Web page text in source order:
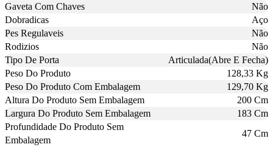
Gaveta Com Chaves
Não
Dobradicas
Aço
Pes Regulaveis
Não
Rodizios
Não
Tipo De Porta
Articulada(Abre E Fecha)
Peso Do Produto
128,33 Kg
Peso Do Produto Com Embalagem
129,70 Kg
Altura Do Produto Sem Embalagem
200 Cm
Largura Do Produto Sem Embalagem
183 Cm
Profundidade Do Produto Sem
Embalagem
47 Cm